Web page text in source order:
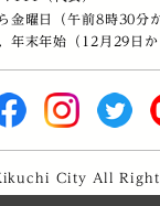
金曜日（午前8時30分
年末年始（12月29日
City All